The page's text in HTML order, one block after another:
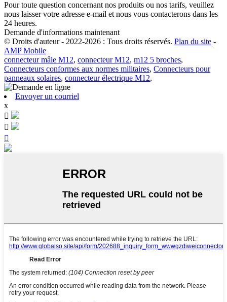
Pour toute question concernant nos produits ou nos tarifs, veuillez
nous laisser votre adresse e-mail et nous vous contacterons dans les
24 heures.
Demande d'informations maintenant
© Droits d'auteur - 2022-2026 : Tous droits réservés. Plan du site -
AMP Mobile
connecteur mâle M12, connecteur M12, m12 5 broches,
Connecteurs conformes aux normes militaires, Connecteurs pour
panneaux solaires, connecteur électrique M12,
Envoyer un courriel
x


